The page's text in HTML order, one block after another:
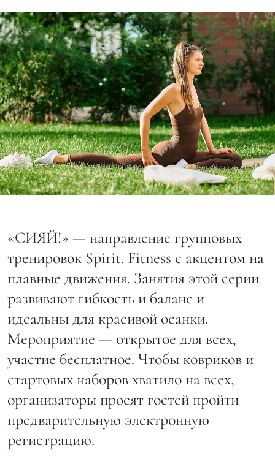
«СИЯЙ!» — направление групповых
тренировок Spirit. Fitness с акцентом на
плавные движения. Занятия этой серии
развивают гибкость и баланс и
идеальны для красивой осанки.
Мероприятие — открытое для всех,
участие бесплатное. Чтобы ковриков и
стартовых наборов хватило на всех,
организаторы просят гостей пройти
предварительную электронную
регистрацию.